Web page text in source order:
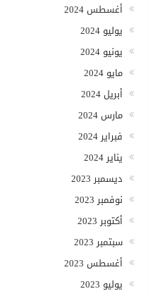
أغسطس 2024
يوليو 2024
يونيو 2024
مايو 2024
أبريل 2024
مارس 2024
فبراير 2024
يناير 2024
ديسمبر 2023
نوفمبر 2023
أكتوبر 2023
سبتمبر 2023
أغسطس 2023
يوليو 2023